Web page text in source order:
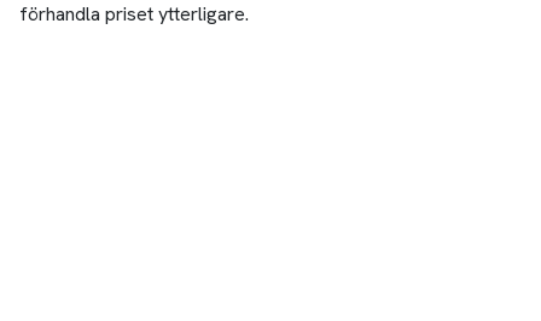
förhandla priset ytterligare.